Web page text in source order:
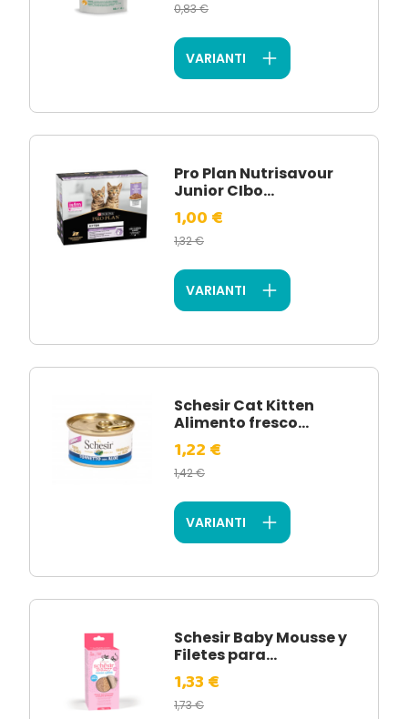
0,83 €
VARIANTI
Pro Plan Nutrisavour
Junior CIbo...
1,00 €
1,32 €
VARIANTI
Schesir Cat Kitten
Alimento fresco...
1,22 €
1,42 €
VARIANTI
Schesir Baby Mousse y
Filetes para...
1,33 €
1,73 €